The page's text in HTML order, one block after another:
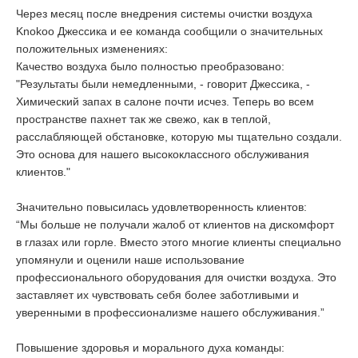
Через месяц после внедрения системы очистки воздуха
Knokoo Джессика и ее команда сообщили о значительных
положительных изменениях:
Качество воздуха было полностью преобразовано:
"Результаты были немедленными, - говорит Джессика, -
Химический запах в салоне почти исчез. Теперь во всем
пространстве пахнет так же свежо, как в теплой,
расслабляющей обстановке, которую мы тщательно создали.
Это основа для нашего высококлассного обслуживания
клиентов."
Значительно повысилась удовлетворенность клиентов:
“Мы больше не получали жалоб от клиентов на дискомфорт
в глазах или горле. Вместо этого многие клиенты специально
упомянули и оценили наше использование
профессионального оборудования для очистки воздуха. Это
заставляет их чувствовать себя более заботливыми и
уверенными в профессионализме нашего обслуживания.”
Повышение здоровья и морального духа команды: